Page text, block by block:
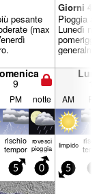
pesante
(max
Giorni
Pioggia
Lunedì
9
PM notte AM
rischio
temporale
rovesci
pioggia limp­ido
5 0 5